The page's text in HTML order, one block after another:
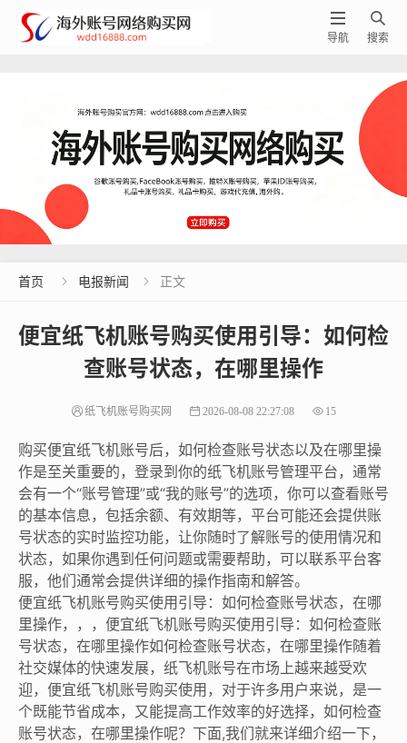

搜索

导航
首页  电报新闻  正文
便宜纸飞机账号购买使用引导：如何检
查账号状态，在哪里操作
纸飞机账号购买网 2026-08-08 22:27:08 15
购买便宜纸飞机账号后，如何检查账号状态以及在哪里操
作是至关重要的，登录到你的纸飞机账号管理平台，通常
会有一个“账号管理”或“我的账号”的选项，你可以查看账号
的基本信息，包括余额、有效期等，平台可能还会提供账
号状态的实时监控功能，让你随时了解账号的使用情况和
状态，如果你遇到任何问题或需要帮助，可以联系平台客
服，他们通常会提供详细的操作指南和解答。
便宜纸飞机账号购买使用引导：如何检查账号状态，在哪
里操作，，，便宜纸飞机账号购买使用引导：如何检查账
号状态，在哪里操作如何检查账号状态，在哪里操作随着
社交媒体的快速发展，纸飞机账号在市场上越来越受欢
迎，便宜纸飞机账号购买使用，对于许多用户来说，是一
个既能节省成本，又能提高工作效率的好选择，如何检查
账号状态，在哪里操作呢？下面,我们就来详细介绍一下，